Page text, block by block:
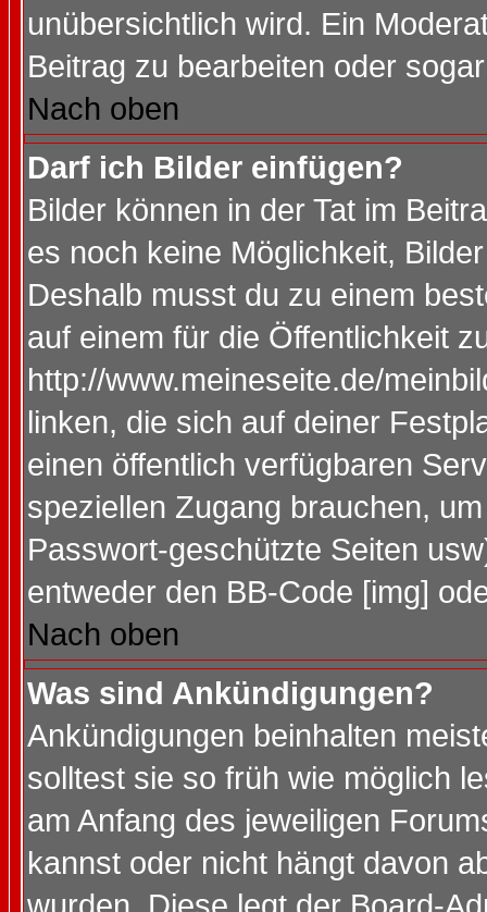
unübersichtlich wird. Ein
Beitrag zu bearbeiten oder
Nach oben
Darf ich Bilder einfügen?
Bilder können in der Tat im
es noch keine Möglichkeit,
Deshalb musst du zu einem
auf einem für die Öffentlichkeit
http://www.meineseite.de/
linken, die sich auf deiner
einen öffentlich verfügbaren
speziellen Zugang brauchen,
Passwort-geschützte Seiten
entweder den BB-Code [img]
Nach oben
Was sind Ankündigungen?
Ankündigungen beinhalten
solltest sie so früh wie möglich
am Anfang des jeweiligen
kannst oder nicht hängt davon